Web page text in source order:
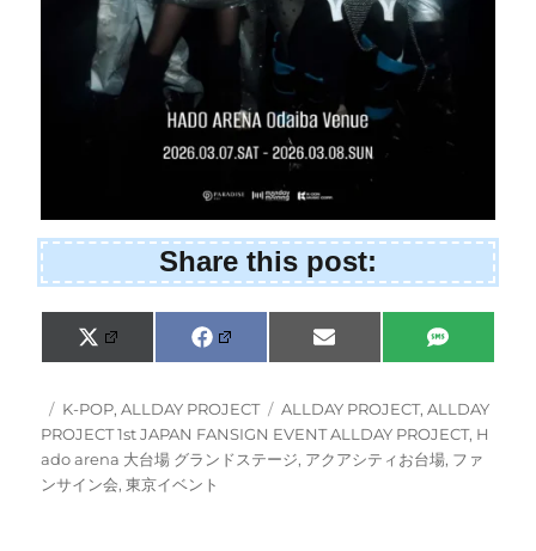
Share this post:
S
h
r
e
o
n
X
(
w
t
t
e
r
S
h
r
e
o
n
F
a
e
o
o
S
h
r
e
o
n
E
m
i
S
h
r
e
o
n
S
M
投
稿
日:
カ
テ
ゴ
リ
K-POP,ALLDAY PROJECT
タ
グ
ALLDAY PROJECT,ALLDAY
PROJECT 1st JAPAN FANSIGN EVENT ALLDAY PROJECT, H
ado arena 大台場 グランドステージ, アクアシティお台場, ファ
ンサイン会,東京イベント